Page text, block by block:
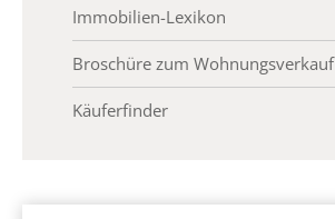
Immobilien-Lexikon
Broschüre zum Wohnungsverkauf
Käuferfinder